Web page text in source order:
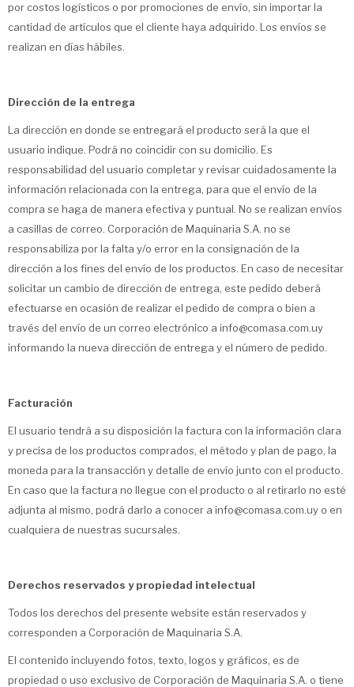
por costos logísticos o por promociones de envío, sin importar la
cantidad de artículos que el cliente haya adquirido. Los envíos se
realizan en días hábiles.
Dirección de la entrega
La dirección en donde se entregará el producto será la que el
usuario indique. Podrá no coincidir con su domicilio. Es
responsabilidad del usuario completar y revisar cuidadosamente la
información relacionada con la entrega, para que el envío de la
compra se haga de manera efectiva y puntual. No se realizan envíos
a casillas de correo. Corporación de Maquinaria S.A. no se
responsabiliza por la falta y/o error en la consignación de la
dirección a los fines del envío de los productos. En caso de necesitar
solicitar un cambio de dirección de entrega, este pedido deberá
efectuarse en ocasión de realizar el pedido de compra o bien a
través del envío de un correo electrónico a info@comasa.com.uy
informando la nueva dirección de entrega y el número de pedido.
Facturación
El usuario tendrá a su disposición la factura con la información clara
y precisa de los productos comprados, el método y plan de pago, la
moneda para la transacción y detalle de envío junto con el producto.
En caso que la factura no llegue con el producto o al retirarlo no esté
adjunta al mismo, podrá darlo a conocer a info@comasa.com.uy o en
cualquiera de nuestras sucursales.
Derechos reservados y propiedad intelectual
Todos los derechos del presente website están reservados y
corresponden a Corporación de Maquinaria S.A.
El contenido incluyendo fotos, texto, logos y gráficos, es de
propiedad o uso exclusivo de Corporación de Maquinaria S.A. o tiene